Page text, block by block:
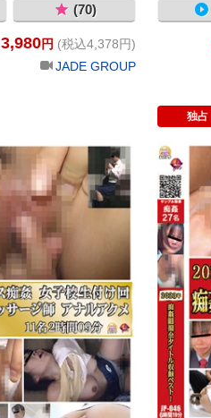
(70)
3,980円 (税込4,378円)
JADE GROUP
独占